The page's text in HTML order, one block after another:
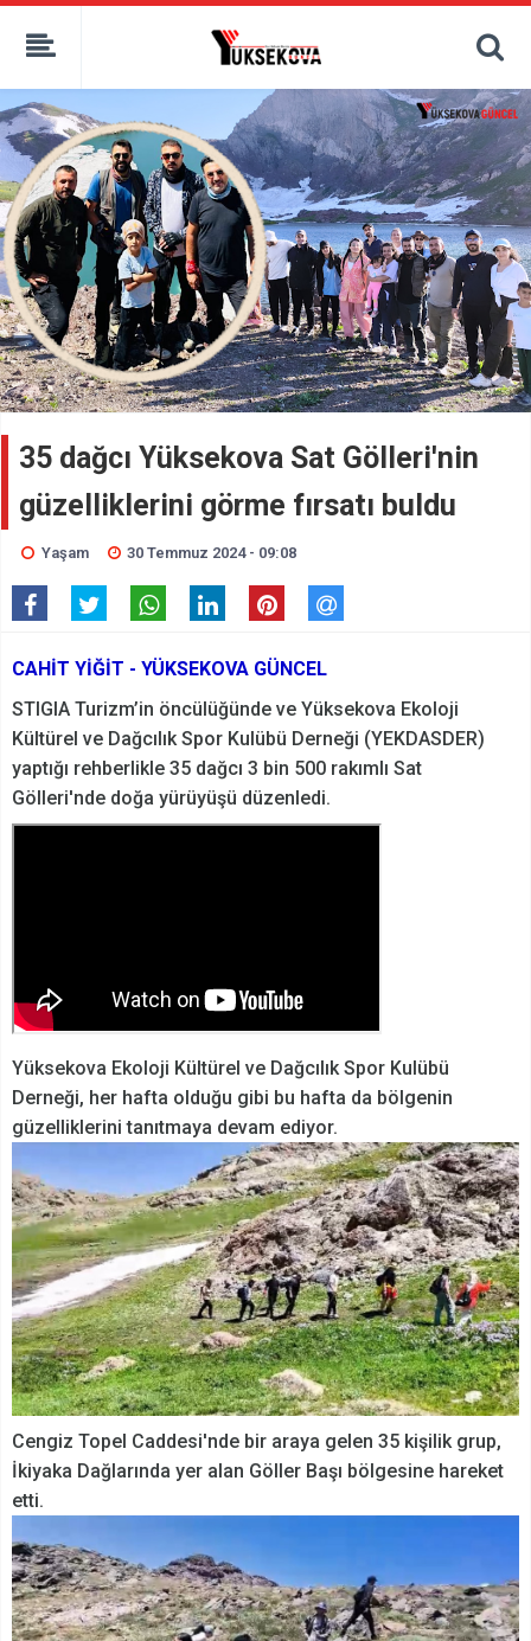
kaçak bahis
deneme bonusu
canlı bahis siteleri
deneme bonusu veren siteler
bahis siteleri
porno izle
35 dağcı Yüksekova Sat Gölleri'nin
güzelliklerini görme fırsatı buldu
Yaşam 30 Temmuz 2024 - 09:08
CAHİT YİĞİT - YÜKSEKOVA GÜNCEL
STIGIA Turizm’in öncülüğünde ve Yüksekova Ekoloji
Kültürel ve Dağcılık Spor Kulübü Derneği (YEKDASDER)
yaptığı rehberlikle 35 dağcı 3 bin 500 rakımlı Sat
Gölleri'nde doğa yürüyüşü düzenledi.
Yüksekova Ekoloji Kültürel ve Dağcılık Spor Kulübü
Derneği, her hafta olduğu gibi bu hafta da bölgenin
güzelliklerini tanıtmaya devam ediyor.
Cengiz Topel Caddesi'nde bir araya gelen 35 kişilik grup,
İkiyaka Dağlarında yer alan Göller Başı bölgesine hareket
etti.